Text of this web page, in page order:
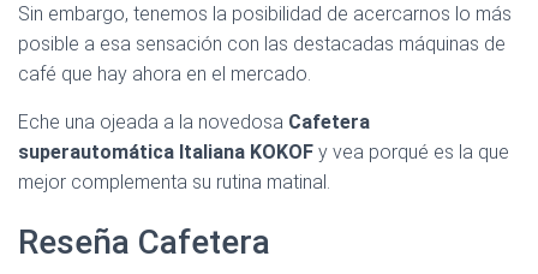
Sin embargo, tenemos la posibilidad de acercarnos lo más
posible a esa sensación con las destacadas máquinas de
café que hay ahora en el mercado.
Eche una ojeada a la novedosa Cafetera
superautomática Italiana KOKOF y vea porqué es la que
mejor complementa su rutina matinal.
Reseña Cafetera